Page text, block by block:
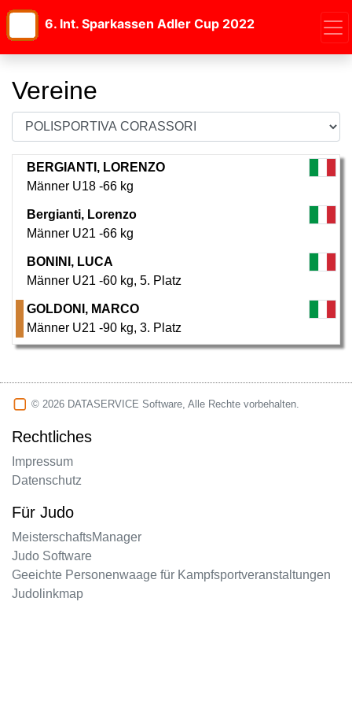
6. Int. Sparkassen Adler Cup 2022
Vereine
BERGIANTI, LORENZO
Männer U18 -66 kg
Bergianti, Lorenzo
Männer U21 -66 kg
BONINI, LUCA
Männer U21 -60 kg, 5. Platz
GOLDONI, MARCO
Männer U21 -90 kg, 3. Platz
© 2026 DATASERVICE Software, Alle Rechte vorbehalten.
Rechtliches
Impressum
Datenschutz
Für Judo
MeisterschaftsManager
Judo Software
Geeichte Personenwaage für Kampfsportveranstaltungen
Judolinkmap